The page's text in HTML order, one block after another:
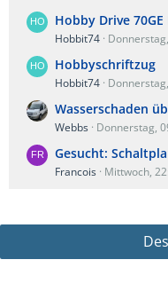
Hobby Drive
Hobbit74
Hobbyschriftzug
Hobbit74
Wasserschaden
Webbs Donnerstag,
Gesucht:
Francois Mittwoch,